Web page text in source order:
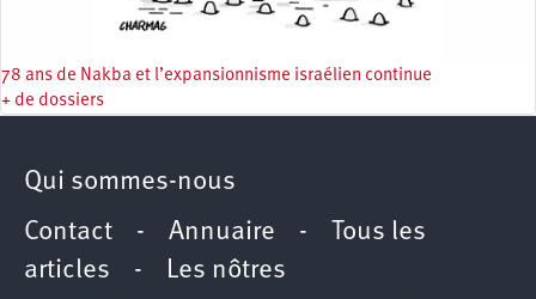
78 ans de Nakba et l’expansionnisme israélien continue
+ de dossiers
Qui sommes-nous
Contact - Annuaire -
Tous les
articles - Les nôtres